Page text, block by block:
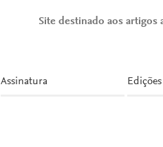
Site destinado aos artigos
Assinatura